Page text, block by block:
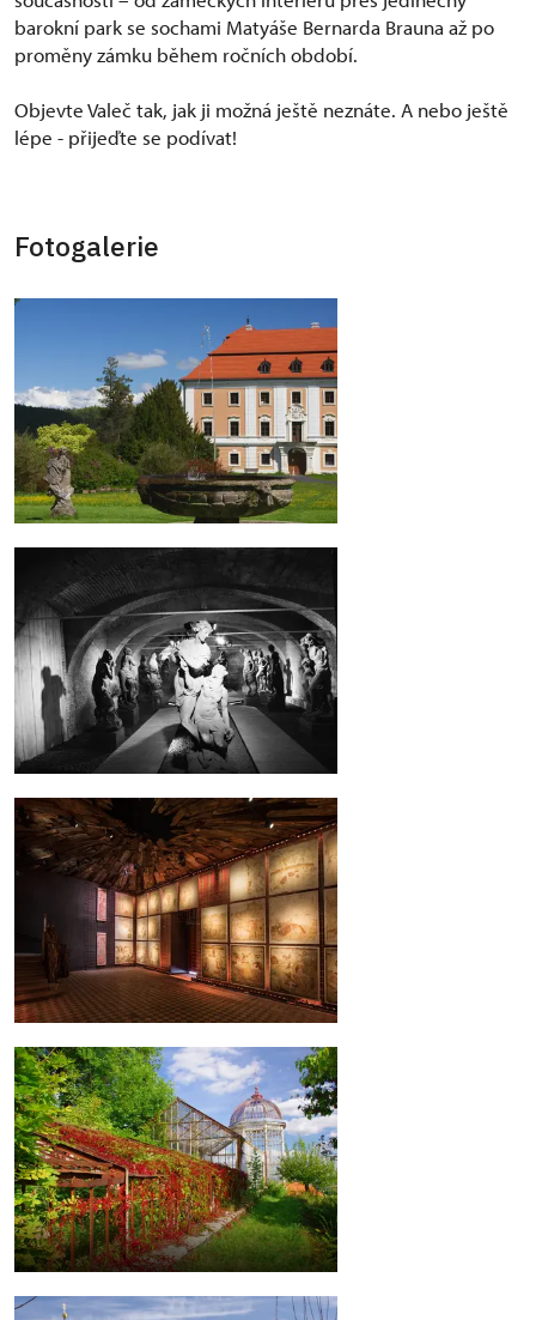
barokní park se sochami Matyáše Bernarda Brauna až po
proměny zámku během ročních období.
Objevte Valeč tak, jak ji možná ještě neznáte. A nebo ještě
lépe - přijeďte se podívat!
Fotogalerie